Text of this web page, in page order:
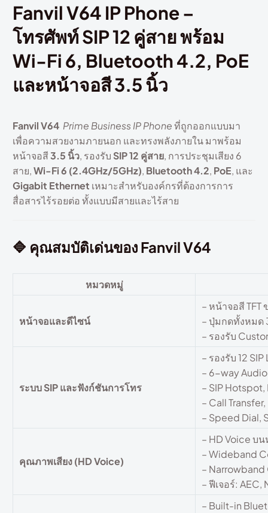
Fanvil V64 IP Phone –
โทรศัพท์ SIP 12 คู่สาย พร้อม
Wi-Fi 6, Bluetooth 4.2, PoE
และหน้าจอสี 3.5 นิ้ว
Fanvil V64 Prime Business IP Phoneที่ถูกออกแบบมา
เพื่อความสวยงามภายนอก และทรงพลังภายใน มาพร้อม
หน้าจอสี3.5 นิ้ว, รองรับ SIP 12 คู่สาย, การประชุมเสียง 6
สาย,Wi-Fi 6 (2.4GHz/5GHz), Bluetooth 4.2, PoE, และ
Gigabit Ethernet เหมาะสำหรับองค์กรที่ต้องการการ
สื่อสารไร้รอยต่อ ทั้งแบบมีสายและไร้สาย
🔷 คุณสมบัติเด่นของ Fanvil V64
หมวดหมู่
หน้าจอและดีไซน์
– หน้าจอสี
– ปุ่มกดทั้งหมด
– รองรับ
ระบบ SIP และฟังก์ชันการโทร
– รองรับ 12 SIP
– 6-way
– SIP
– Call
– Speed Dial,
คุณภาพเสียง (HD Voice)
– HD Voice บ
– Wideband
– Narrowband
– ฟีเจอร์: AEC,
– Built-in